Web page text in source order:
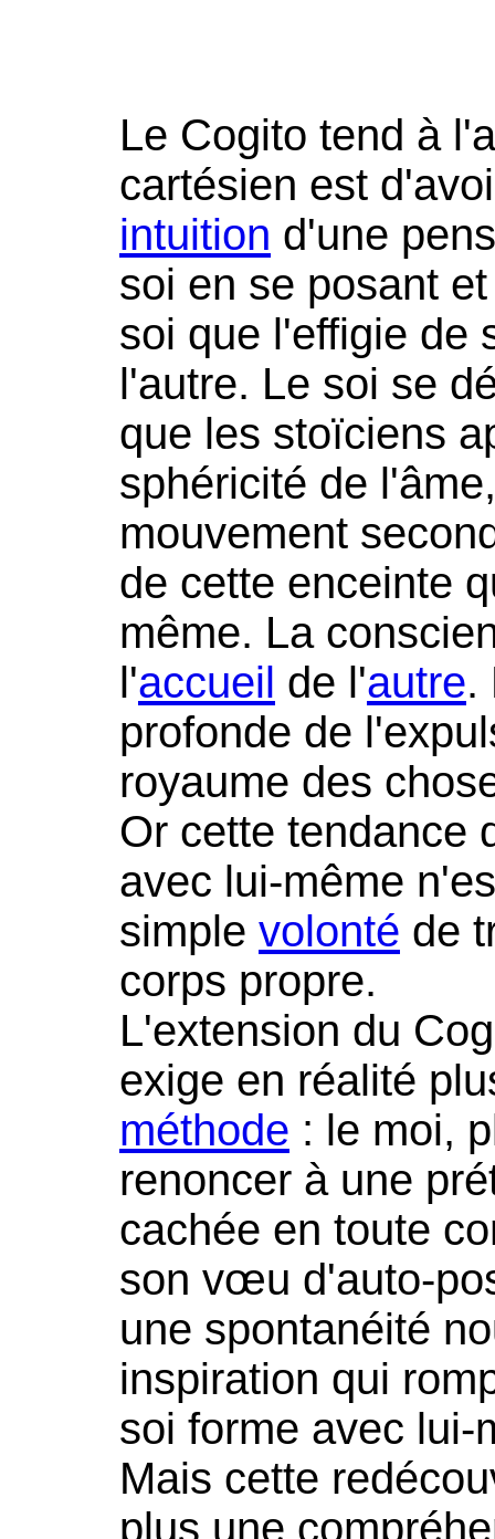
Le Cogito tend à
cartésien est
intuition d'une
soi en se posant
soi que l'effigie de
l'autre. Le soi se
que les stoïciens
sphéricité de
mouvement
de cette enceinte
même. La
l'accueil de l'autre.
profonde de
royaume des
Or cette tendance
avec lui-même
simple volonté de
corps propre.
L'extension du
exige en réalité
méthode : le moi,
renoncer à une
cachée en toute
son vœu d'auto-
une spontanéité
inspiration qui
soi forme avec lui-
Mais cette
plus une